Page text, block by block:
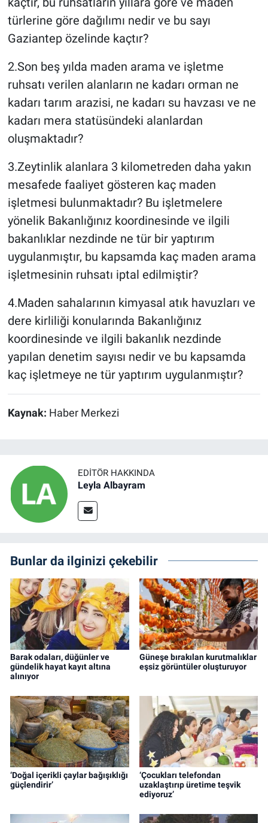
türlerine göre dağılımı nedir ve bu sayı
Gaziantep özelinde kaçtır?
2.Son beş yılda maden arama ve işletme
ruhsatı verilen alanların ne kadarı orman ne
kadarı tarım arazisi, ne kadarı su havzası ve ne
kadarı mera statüsündeki alanlardan
oluşmaktadır?
3.Zeytinlik alanlara 3 kilometreden daha yakın
mesafede faaliyet gösteren kaç maden
işletmesi bulunmaktadır? Bu işletmelere
yönelik Bakanlığınız koordinesinde ve ilgili
bakanlıklar nezdinde ne tür bir yaptırım
uygulanmıştır, bu kapsamda kaç maden arama
işletmesinin ruhsatı iptal edilmiştir?
4.Maden sahalarının kimyasal atık havuzları ve
dere kirliliği konularında Bakanlığınız
koordinesinde ve ilgili bakanlık nezdinde
yapılan denetim sayısı nedir ve bu kapsamda
kaç işletmeye ne tür yaptırım uygulanmıştır?
Kaynak: Haber Merkezi
EDITÖR HAKKINDA
Leyla Albayram
Bunlar da ilginizi çekebilir
Barak odaları, düğünler ve
gündelik hayat kayıt altına
alınıyor
Güneşe bırakılan kurutmalıklar
eşsiz görüntüler oluşturuyor
‘Doğal içerikli çaylar bağışıklığı
güçlendirir’
‘Çocukları telefondan
uzaklaştırıp üretime teşvik
ediyoruz’